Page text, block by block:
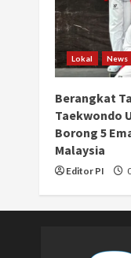
Lokal News
Berangkat
Taekwondo
Borong 5
Malaysia
Editor PI